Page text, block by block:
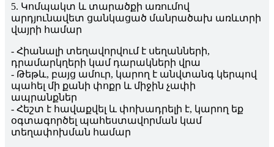
5. Կոմպակտ և տարածքի առումով
արդյունավետ ցանկացած մանրածախ առևտրի
վայրի համար
- Հիանալի տեղավորվում է սեղանների,
դրամարկղերի կամ դարակների վրա
- Թեթև, բայց ամուր, կարող է անվտանգ կերպով
պահել մի քանի փոքր և միջին չափի
ապրանքներ
- Հեշտ է հավաքվել և փոխադրելի է, կարող եք
օգտագործել պահեստավորման կամ
տեղափոխման համար